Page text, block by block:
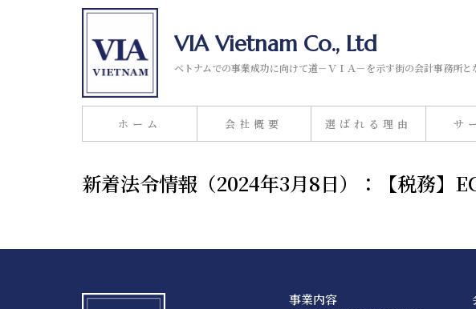
VIA Vietnam Co., Ltd
ベトナムでの事業成功に向けて道－ＶＩＡ－を示す街の会計事務所と
ホーム 会社概要 選ばれる理由 サ
新着法令情報（2024年3月8日）：【税務】
事業内容